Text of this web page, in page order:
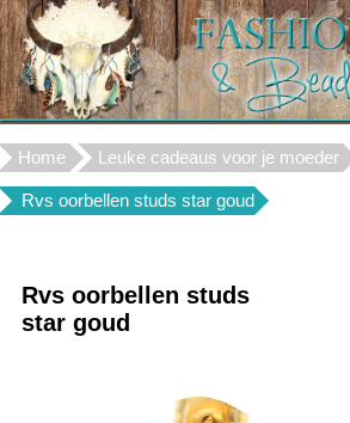
Home Leuke cadeaus voor je moeder
Rvs oorbellen studs star goud
Rvs oorbellen studs
star goud